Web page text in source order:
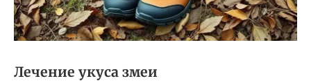
Лечение укуса змеи